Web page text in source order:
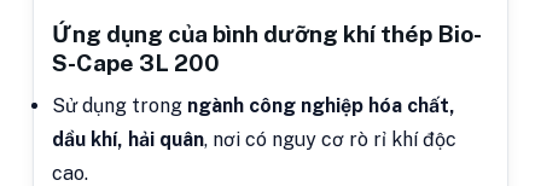
Ứng dụng của bình dưỡng khí thép Bio-
S-Cape 3L 200
Sử dụng trong ngành công nghiệp hóa chất,
dầu khí, hải quân, nơi có nguy cơ rò rỉ khí độc
cao.